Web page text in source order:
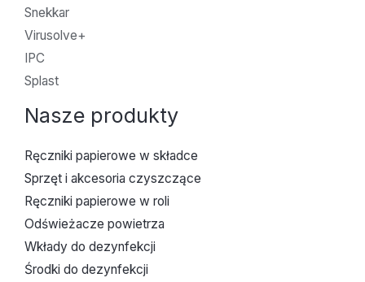
Snekkar
Virusolve+
IPC
Splast
Nasze produkty
Ręczniki papierowe w składce
Sprzęt i akcesoria czyszczące
Ręczniki papierowe w roli
Odświeżacze powietrza
Wkłady do dezynfekcji
Środki do dezynfekcji